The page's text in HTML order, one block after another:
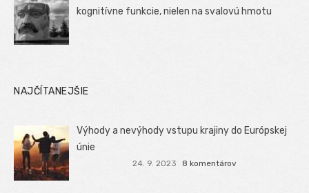
kognitívne funkcie, nielen na svalovú hmotu
NAJČÍTANEJŠIE
Výhody a nevýhody vstupu krajiny do Európskej
únie
24. 9. 2023 8 komentárov